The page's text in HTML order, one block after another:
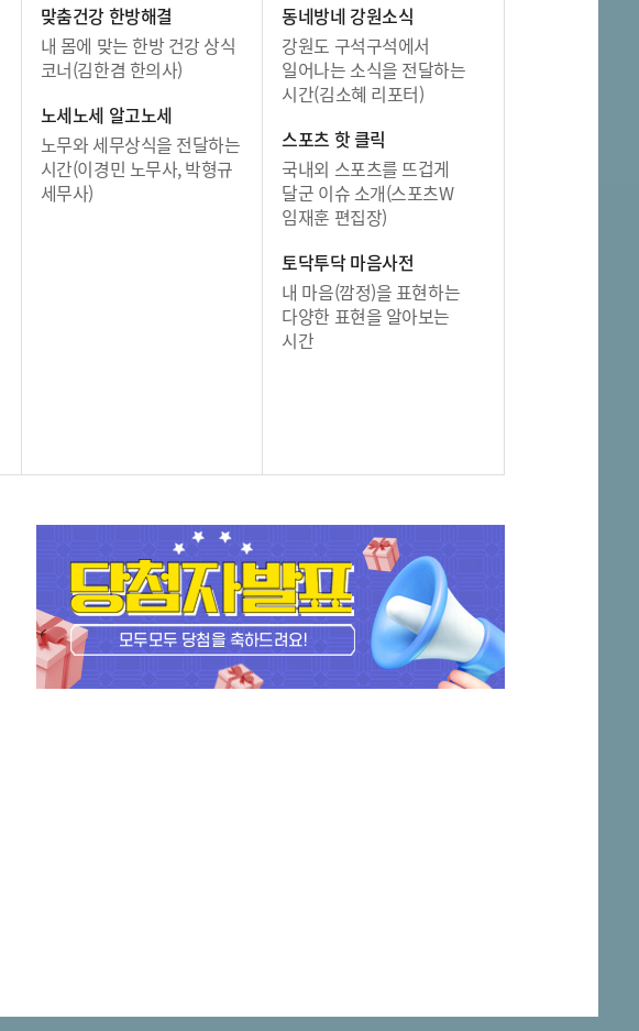
맞춤건강 한방해결
내 몸에 맞는 한방 건강 상식
코너(김한겸 한의사)
노세노세 알고노세
노무와 세무상식을 전달하는
시간(이경민 노무사, 박형규
세무사)
동네방네 강원소식
강원도 구석구석에서
일어나는 소식을 전달하는
시간(김소혜 리포터)
스포츠 핫 클릭
국내외 스포츠를 뜨겁게
달군 이슈 소개(스포츠W
임재훈 편집장)
토닥투닥 마음사전
내 마음(깜정)을 표현하는
다양한 표현을 알아보는
시간